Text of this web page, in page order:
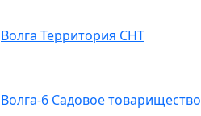
Волга Территория СНТ
Волга-6 Садовое товарищество